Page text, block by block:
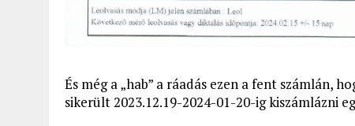
És még a „hab” a ráadás ezen a fent számlán,
sikerült 2023.12.19-2024-01-20-ig kiszámlázni